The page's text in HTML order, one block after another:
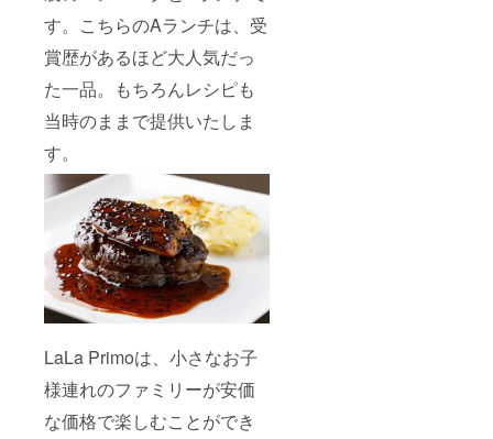
す。こちらのAランチは、受
賞歴があるほど大人気だっ
た一品。もちろんレシピも
当時のままで提供いたしま
す。
LaLa Primoは、小さなお子
様連れのファミリーが安価
な価格で楽しむことができ